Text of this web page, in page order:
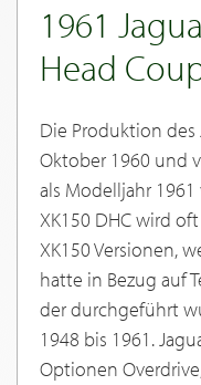
1961
Head
Die Produktion des
Oktober 1960 und
als Modelljahr 1961
XK150 DHC wird
XK150 Versionen,
hatte in Bezug auf
der durchgeführt
1948 bis 1961.
Optionen